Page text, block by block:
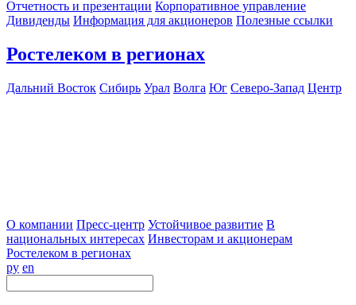
Отчетность и презентации Корпоративное управление
Дивиденды Информация для акционеров Полезные ссылки
Ростелеком в регионах
Дальний Восток Сибирь Урал Волга Юг Северо-Запад Центр
О компании Пресс-центр Устойчивое развитие В
национальных интересах Инвесторам и акционерам
Ростелеком в регионах
ру en